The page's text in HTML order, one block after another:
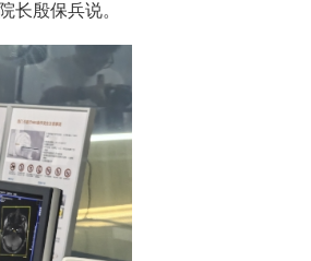
长殷保兵说。